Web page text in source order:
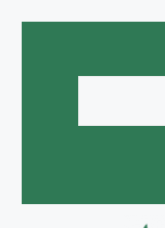
content